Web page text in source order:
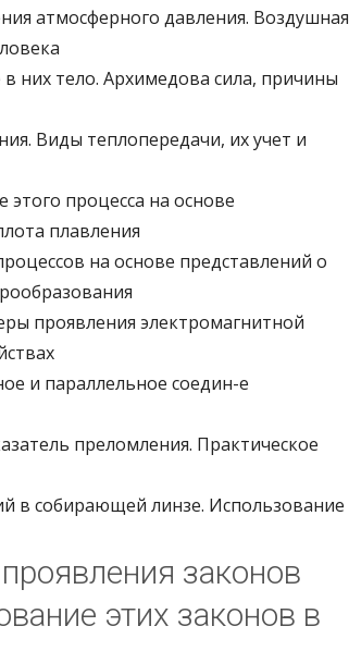
атмосферного давления. Воздушная
них тело. Архимедова сила, причины
Виды теплопередачи, их учет и
этого процесса на основе
плавления
на основе представлений о
проявления электромагнитной
и параллельное соедин-е
преломления. Практическое
в собирающей линзе. Использование
законов
этих законов в